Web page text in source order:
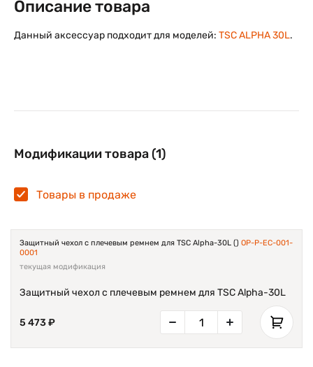
Описание товара
Данный аксессуар подходит для моделей: TSC ALPHA 30L.
Модификации товара (1)
Товары в продаже
Защитный чехол с плечевым ремнем для TSC Alpha-30L () OP-P-EC-001-
0001
текущая модификация
Защитный чехол с плечевым ремнем для TSC Alpha-30L
5 473 ₽